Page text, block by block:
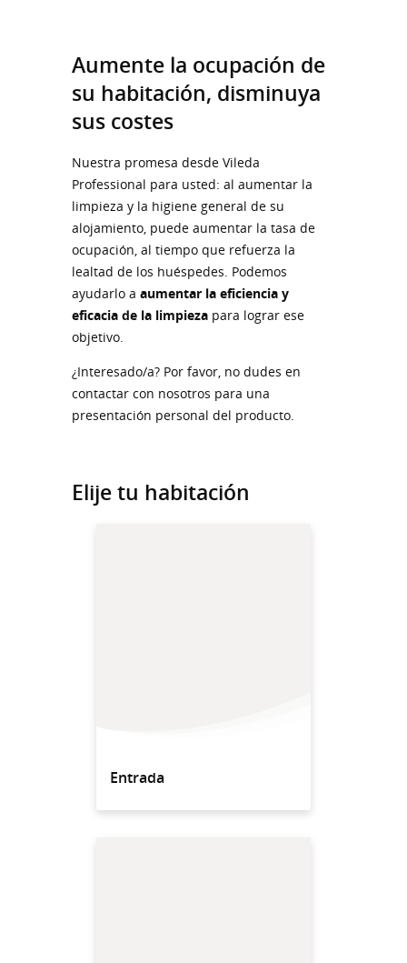
Aumente la ocupación de
su habitación, disminuya
sus costes
Nuestra promesa desde Vileda
Professional para usted: al aumentar la
limpieza y la higiene general de su
alojamiento, puede aumentar la tasa de
ocupación, al tiempo que refuerza la
lealtad de los huéspedes. Podemos
ayudarlo a aumentar la eficiencia y
eficacia de la limpieza para lograr ese
objetivo.
¿Interesado/a? Por favor, no dudes en
contactar con nosotros para una
presentación personal del producto.
Elije tu habitación
Entrada